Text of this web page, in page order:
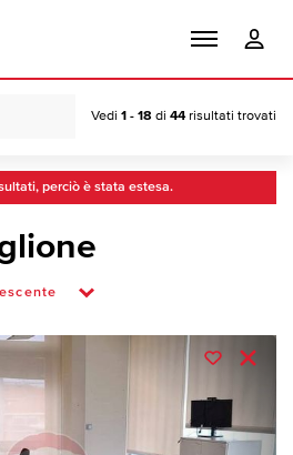
Vedi 1 - 18 di 44risultati trovati
perciò è stata estesa.